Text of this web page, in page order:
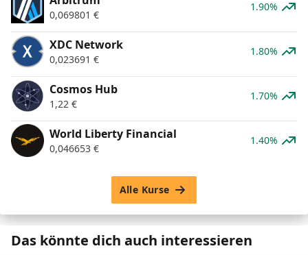
0,069801 €
1.90%
XDC Network
0,023691 €
1.80%
Cosmos Hub
1,22 €
1.70%
World Liberty Financial
0,046653 €
1.40%
Alle Kurse
Das könnte dich auch interessieren